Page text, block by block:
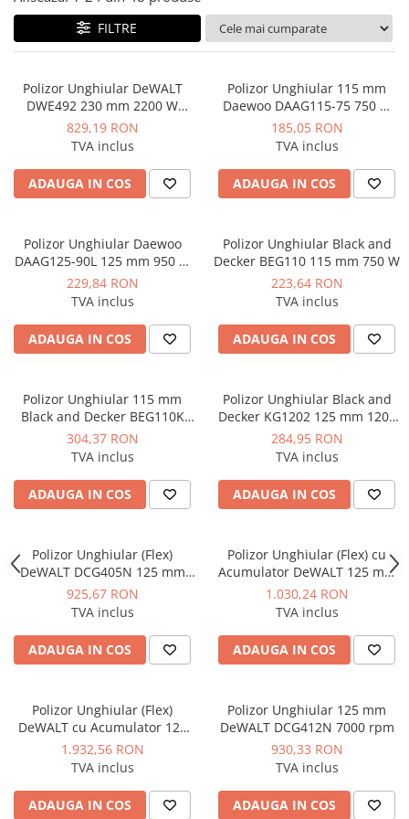
FILTRE
Polizor Unghiular DeWALT
DWE492 230 mm 2200 W
6.500 rpm
829,19 RON
TVA inclus
ADAUGA IN COS
Polizor Unghiular 115 mm
Daewoo DAAG115-75 750 W
11.000 rpm
185,05 RON
TVA inclus
ADAUGA IN COS
Polizor Unghiular Daewoo
DAAG125-90L 125 mm 950 W
12.000 rpm
229,84 RON
TVA inclus
ADAUGA IN COS
Polizor Unghiular Black and
Decker BEG110 115 mm 750 W
223,64 RON
TVA inclus
ADAUGA IN COS
Polizor Unghiular 115 mm
Black and Decker BEG110K
750 W
304,37 RON
TVA inclus
ADAUGA IN COS
Polizor Unghiular Black and
Decker KG1202 125 mm 1200
W 11.000 rpm
284,95 RON
TVA inclus
ADAUGA IN COS
Polizor Unghiular (Flex)
DeWALT DCG405N 125 mm
9000 rpm
925,67 RON
TVA inclus
ADAUGA IN COS
Polizor Unghiular (Flex) cu
Acumulator DeWALT 125 mm
DCG405NT 9000 rpm
1.030,24 RON
TVA inclus
ADAUGA IN COS
Polizor Unghiular (Flex)
DeWALT cu Acumulator 125
mm 9000 rpm
1.932,56 RON
TVA inclus
ADAUGA IN COS
Polizor Unghiular 125 mm
DeWALT DCG412N 7000 rpm
930,33 RON
TVA inclus
ADAUGA IN COS